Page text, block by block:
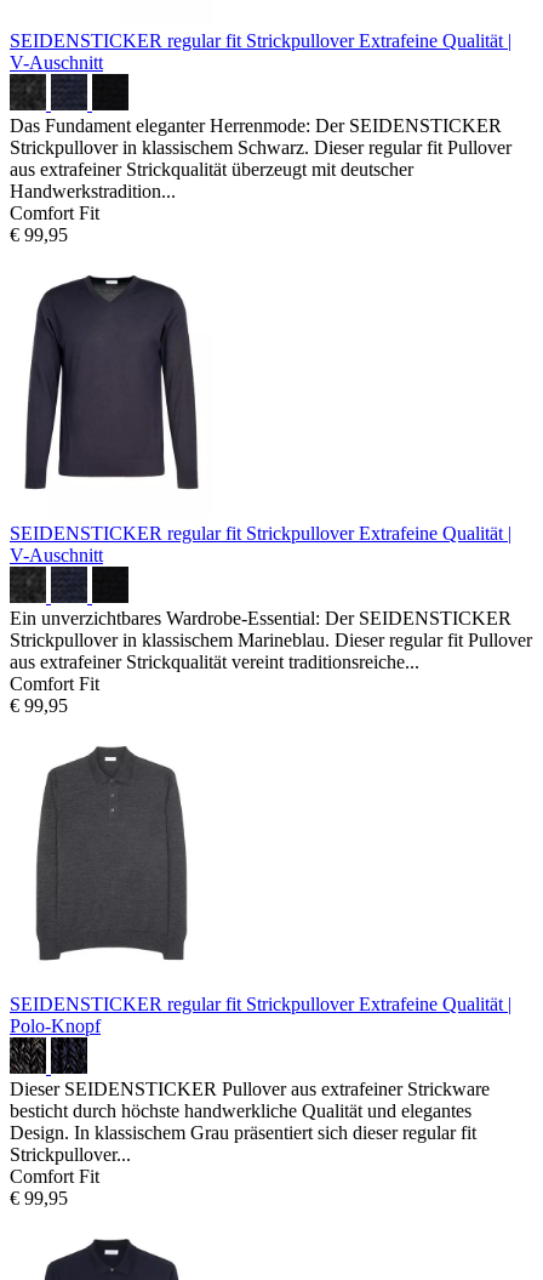
SEIDENSTICKER regular fit StrickpulloverExtrafeine Qualität |
V-Auschnitt
Das Fundament eleganter Herrenmode: Der SEIDENSTICKER
Strickpullover in klassischem Schwarz. Dieser regular fit Pullover
aus extrafeiner Strickqualität überzeugt mit deutscher
Handwerkstradition...
Comfort Fit
€ 99,95
SEIDENSTICKER regular fit StrickpulloverExtrafeine Qualität |
V-Auschnitt
Ein unverzichtbares Wardrobe-Essential: Der SEIDENSTICKER
Strickpullover in klassischem Marineblau. Dieser regular fit Pullover
aus extrafeiner Strickqualität vereint traditionsreiche...
Comfort Fit
€ 99,95
SEIDENSTICKER regular fit StrickpulloverExtrafeine Qualität |
Polo-Knopf
Dieser SEIDENSTICKER Pullover aus extrafeiner Strickware
besticht durch höchste handwerkliche Qualität und elegantes
Design. In klassischem Grau präsentiert sich dieser regular fit
Strickpullover...
Comfort Fit
€ 99,95